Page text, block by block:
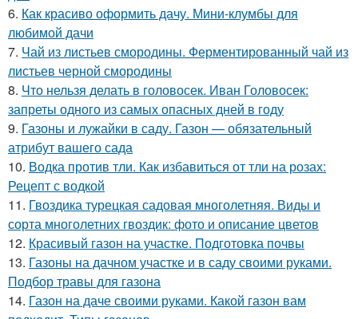
6. Как красиво оформить дачу. Мини-клумбы для
любимой дачи
7. Чай из листьев смородины. Ферментированный чай из
листьев черной смородины
8. Что нельзя делать в головосек. Иван Головосек:
запреты одного из самых опасных дней в году
9. Газоны и лужайки в саду. Газон — обязательный
атрибут вашего сада
10. Водка против тли. Как избавиться от тли на розах:
Рецепт с водкой
11. Гвоздика турецкая садовая многолетняя. Виды и
сорта многолетних гвоздик: фото и описание цветов
12. Красивый газон на участке. Подготовка почвы
13. Газоны на дачном участке и в саду своими руками.
Подбор травы для газона
14. Газон на даче своими руками. Какой газон вам